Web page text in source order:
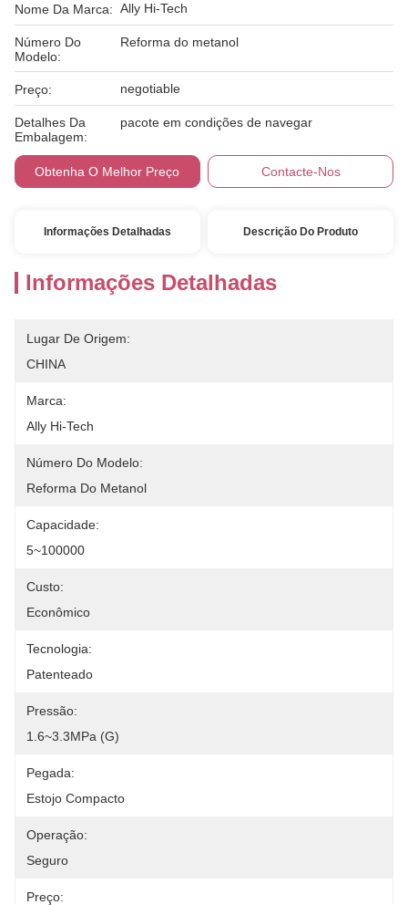
Nome Da Marca: Ally Hi-Tech
Número Do
Modelo:
Reforma do metanol
Preço: negotiable
Detalhes Da
Embalagem:
pacote em condições de navegar
Obtenha O Melhor Preço Contacte-Nos
Informações Detalhadas Descrição Do Produto
Informações Detalhadas
Lugar De Origem:
CHINA
Marca:
Ally Hi-Tech
Número Do Modelo:
Reforma Do Metanol
Capacidade:
5~100000
Custo:
Econômico
Tecnologia:
Patenteado
Pressão:
1.6~3.3MPa (G)
Pegada:
Estojo Compacto
Operação:
Seguro
Preço: